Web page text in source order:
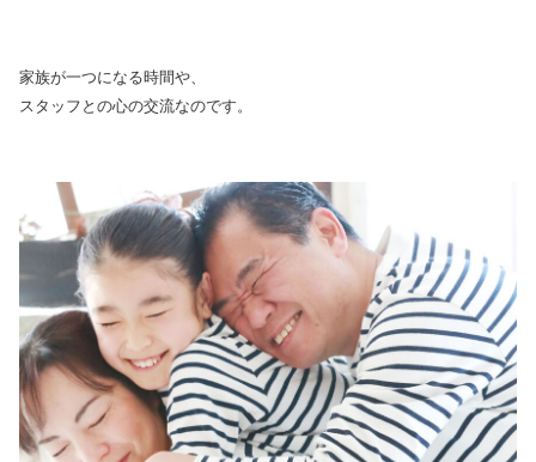
家族が一つになる時間や、
スタッフとの心の交流なのです。